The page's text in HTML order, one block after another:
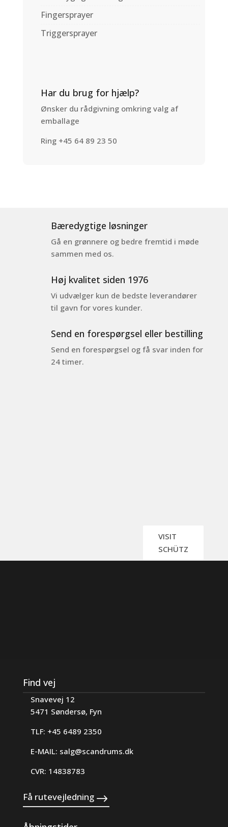
Fingersprayer
Triggersprayer
Har du brug for hjælp?
Ønsker du rådgivning omkring valg af
emballage
Ring +45 64 89 23 50
Bæredygtige løsninger
Gå en grønnere og bedre fremtid i møde
sammen med os.
Høj kvalitet siden 1976
Vi udvælger kun de bedste leverandører
til gavn for vores kunder.
Send en forespørgsel eller bestilling
Send en forespørgsel og få svar inden for
24 timer.
VISIT
SCHÜTZ
Find vej
Snavevej 12
5471 Søndersø, Fyn
TLF: +45 6489 2350
E-MAIL: salg@scandrums.dk
CVR: 14838783
Få rutevejledning